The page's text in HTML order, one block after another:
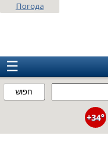
חפוש
Погода
☰
+34°